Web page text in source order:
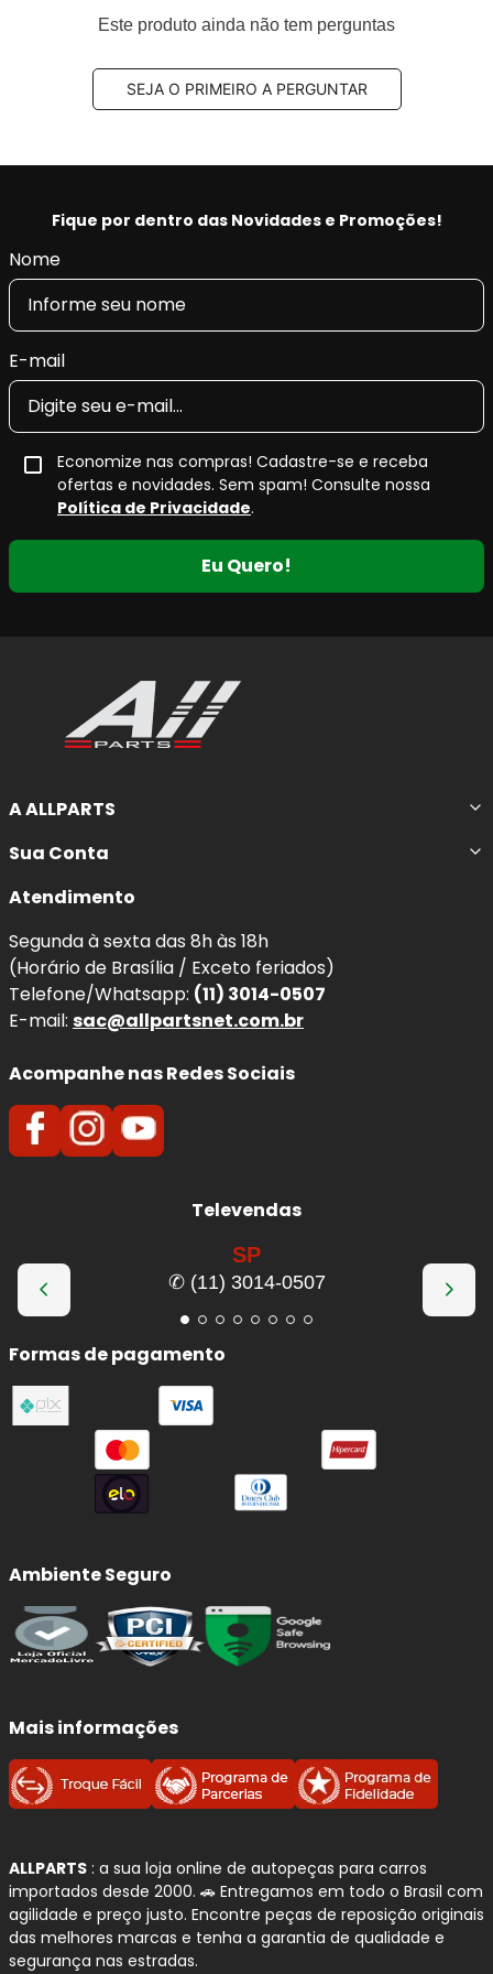
2016 e INMETRO,
conforto e retira as vibrações.
- Produto Original em diversas montadoras na
EUROPA e com certificado INMETRO.
Este produto ainda não tem perguntas
SEJA O PRIMEIRO A PERGUNTAR
Fique por dentro das Novidades e Promoções!
Nome
E-mail
Economize nas compras! Cadastre-se e receba
ofertas e novidades. Sem spam! Consulte nossa
Política de Privacidade.
Eu Quero!
A ALLPARTS
Sua Conta
Atendimento
Segunda à sexta das 8h às 18h
(Horário de Brasília / Exceto feriados)
Telefone/Whatsapp: (11) 3014-0507
E-mail: sac@allpartsnet.com.br
Acompanhe nas Redes Sociais
Televendas
SP
✆ (11) 3014-0507
Formas de pagamento
Ambiente Seguro
Mais informações
ALLPARTS : a sua loja online de autopeças para carros
importados desde 2000. 🚗 Entregamos em todo o Brasil com
agilidade e preço justo. Encontre peças de reposição originais
das melhores marcas e tenha a garantia de qualidade e
segurança nas estradas.